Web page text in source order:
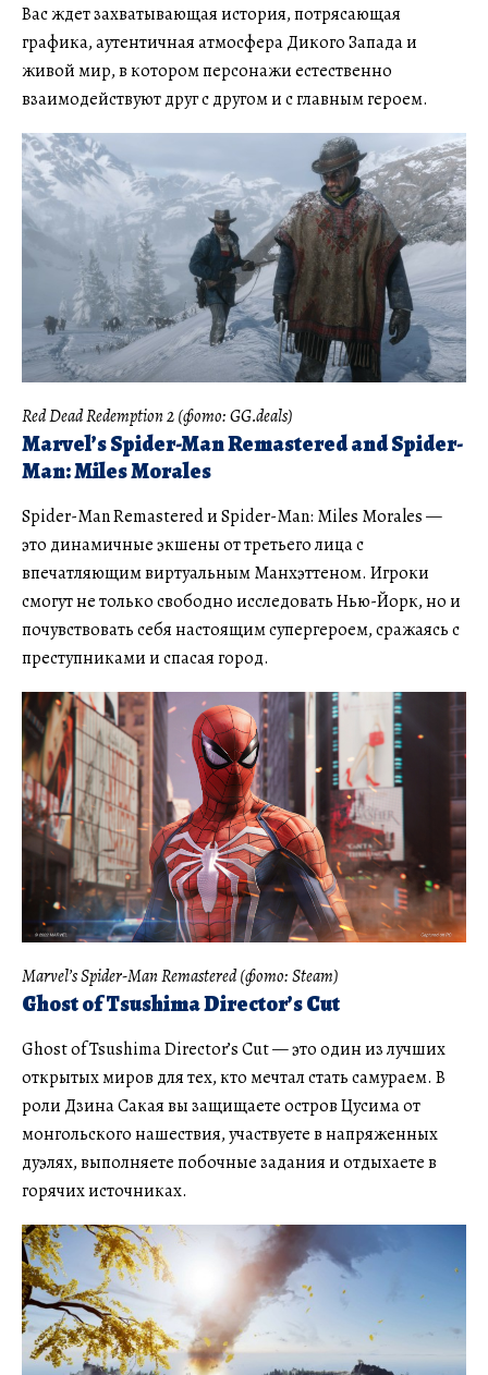
Вас ждет захватывающая история, потрясающая
графика, аутентичная атмосфера Дикого Запада и
живой мир, в котором персонажи естественно
взаимодействуют друг с другом и с главным героем.
Red Dead Redemption 2 (фото: GG.deals)
Marvel’s Spider-Man Remastered and Spider-
Man: Miles Morales
Spider-Man Remastered и Spider-Man: Miles Morales —
это динамичные экшены от третьего лица с
впечатляющим виртуальным Манхэттеном. Игроки
смогут не только свободно исследовать Нью-Йорк, но и
почувствовать себя настоящим супергероем, сражаясь с
преступниками и спасая город.
Marvel’s Spider-Man Remastered (фото: Steam)
Ghost of Tsushima Director’s Cut
Ghost of Tsushima Director’s Cut — это один из лучших
открытых миров для тех, кто мечтал стать самураем. В
роли Дзина Сакая вы защищаете остров Цусима от
монгольского нашествия, участвуете в напряженных
дуэлях, выполняете побочные задания и отдыхаете в
горячих источниках.